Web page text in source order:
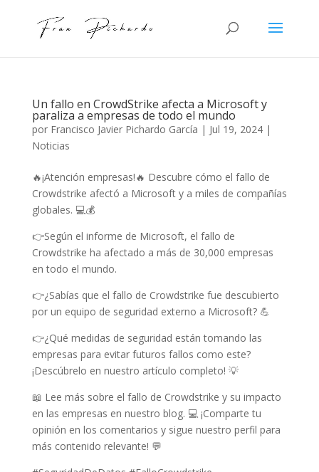
Un fallo en CrowdStrike afecta a Microsoft y
paraliza a empresas de todo el mundo
por Francisco Javier Pichardo García | Jul 19, 2024|
Noticias
🔥¡Atención empresas!🔥 Descubre cómo el fallo de
Crowdstrike afectó a Microsoft y a miles de compañías
globales. 💻💰
👉Según el informe de Microsoft, el fallo de
Crowdstrike ha afectado a más de 30,000 empresas
en todo el mundo.
👉¿Sabías que el fallo de Crowdstrike fue descubierto
por un equipo de seguridad externo a Microsoft? 💪
👉¿Qué medidas de seguridad están tomando las
empresas para evitar futuros fallos como este?
¡Descúbrelo en nuestro artículo completo! 💡
📖 Lee más sobre el fallo de Crowdstrike y su impacto
en las empresas en nuestro blog. 💻 ¡Comparte tu
opinión en los comentarios y sigue nuestro perfil para
más contenido relevante! 💬